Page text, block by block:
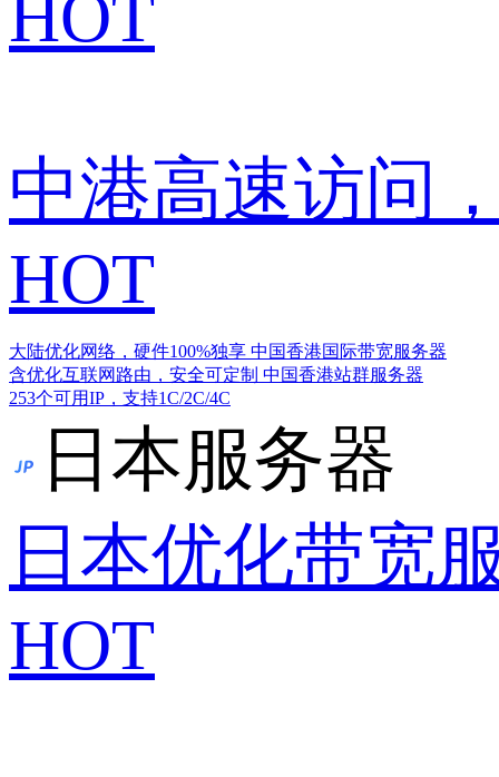
HOT
中港高速访问
HOT
大陆优化网络，硬件100%独享 中国香港国际带宽服务器
含优化互联网路由，安全可定制 中国香港站群服务器
253个可用IP，支持1C/2C/4C
日本服务器
日本优化带宽
HOT